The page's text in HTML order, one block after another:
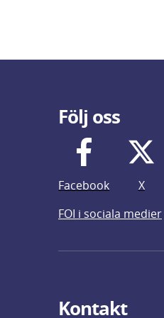
Följ oss
Facebook X
FOI i sociala medier
Kontakt